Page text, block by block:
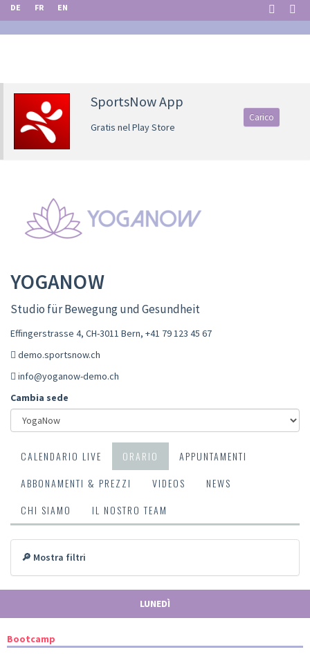
DE FR EN
SportsNow App
Gratis nel Play Store
Carico
YOGANOW
Studio für Bewegung und Gesundheit
Effingerstrasse 4, CH-3011 Bern, +41 79 123 45 67
demo.sportsnow.ch
info@yoganow-demo.ch
Cambia sede
CALENDARIO LIVE ORARIO
APPUNTAMENTI
ABBONAMENTI & PREZZI
VIDEOS
NEWS
CHI SIAMO
IL NOSTRO TEAM
🔎 Mostra filtri
LUNEDÌ
Bootcamp